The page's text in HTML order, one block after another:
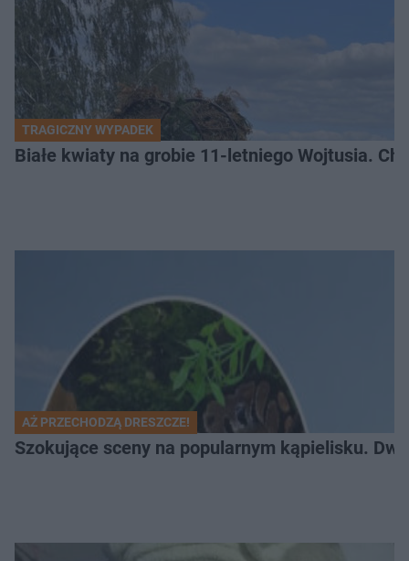
TRAGICZNY WYPADEK
Białe kwiaty na grobie 11-letniego Wojtusia.
AŻ PRZECHODZĄ DRESZCZE!
Szokujące sceny na popularnym kąpielisku.